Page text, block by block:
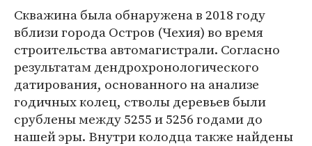
Скважина была обнаружена в 2018 году
вблизи города Остров (Чехия) во время
строительства автомагистрали. Согласно
результатам дендрохронологического
датирования, основанного на анализе
годичных колец, стволы деревьев были
срублены между 5255 и 5256 годами до
нашей эры. Внутри колодца также найдены